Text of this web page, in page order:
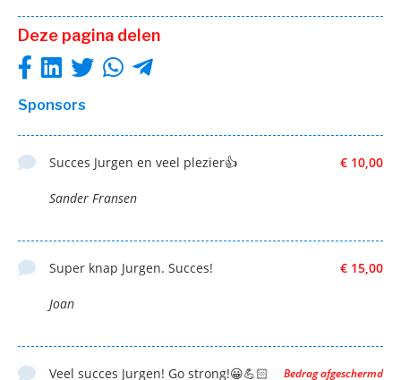
Deze pagina delen
Sponsors
€ 10,00
Succes Jurgen en veel plezier👍
Sander Fransen
€ 15,00
Super knap Jurgen. Succes!
Joan
Bedrag afgeschermd
Veel succes Jurgen! Go strong!😀💪🏻